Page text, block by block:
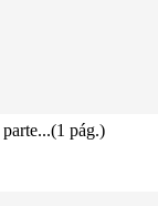
pág.)